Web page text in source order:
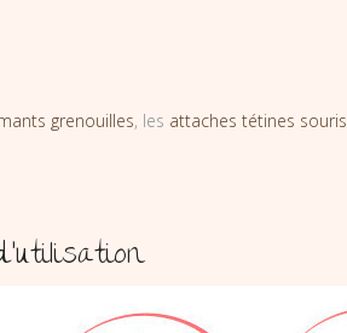
grenouilles, les attaches tétines souris